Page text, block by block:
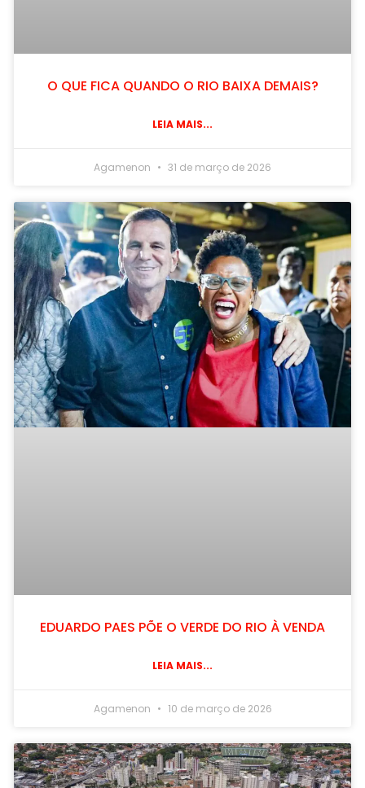
O QUE FICA QUANDO O RIO BAIXA DEMAIS?
LEIA MAIS...
Agamenon 31 de março de 2026
EDUARDO PAES PÕE O VERDE DO RIO À VENDA
LEIA MAIS...
Agamenon 10 de março de 2026